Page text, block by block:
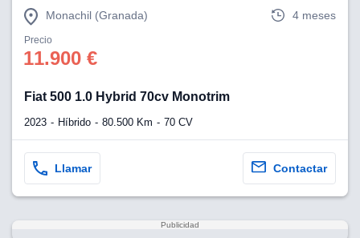
Monachil (Granada) 4 meses
Precio
11.900 €
Fiat 500 1.0 Hybrid 70cv Monotrim
2023 Híbrido 80.500 Km 70 CV
Llamar Contactar